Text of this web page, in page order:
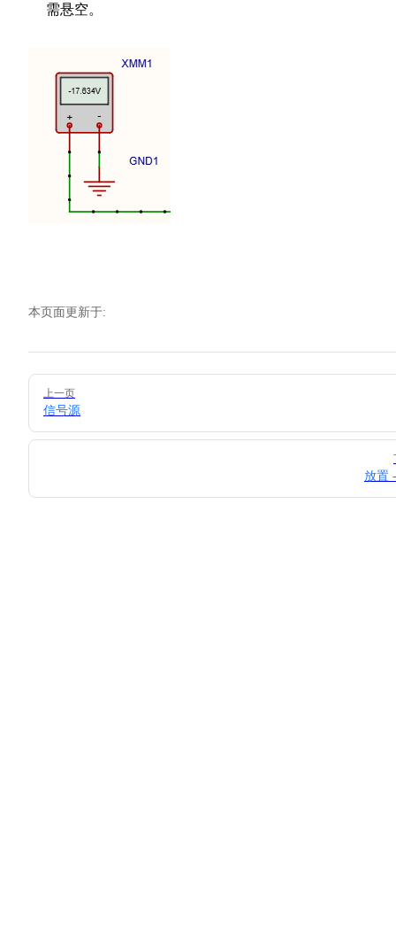
需悬空。
本页面更新于:
Pager
上一页
信号源
放置